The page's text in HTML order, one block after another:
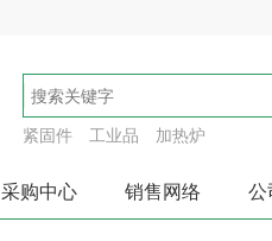
紧固件 工业品 加热炉
采购中心 销售网络 公